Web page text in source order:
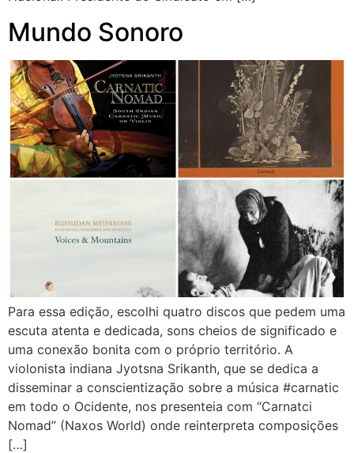
Mundo Sonoro
Para essa edição, escolhi quatro discos que pedem uma
escuta atenta e dedicada, sons cheios de significado e
uma conexão bonita com o próprio território. A
violonista indiana Jyotsna Srikanth, que se dedica a
disseminar a conscientização sobre a música #carnatic
em todo o Ocidente, nos presenteia com “Carnatci
Nomad” (Naxos World) onde reinterpreta composições
[…]